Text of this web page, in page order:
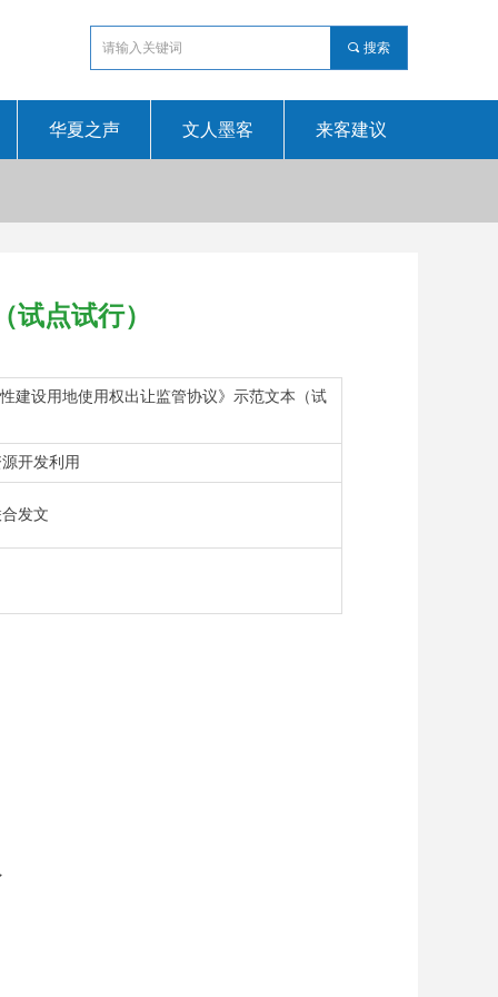
끠 搜索
华夏之声 文人墨客 来客建议
点试行）
建设用地使用权出让监管协议》示范文本（试
开发利用
发文